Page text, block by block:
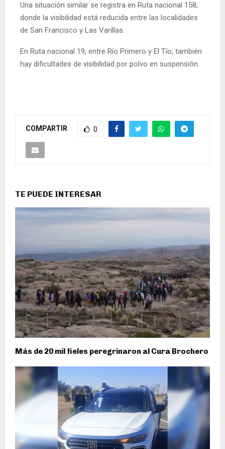
Una situación similar se registra en Ruta nacional 158,
donde la visibilidad está reducida entre las localidades
de San Francisco y Las Varillas.
En Ruta nacional 19, entre Río Primero y El Tío, también
hay dificultades de visibilidad por polvo en suspensión.
COMPARTIR 0
TE PUEDE INTERESAR
Más de 20 mil fieles peregrinaron al Cura Brochero